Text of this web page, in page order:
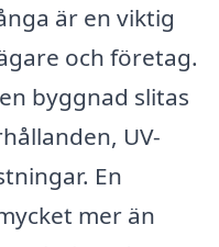
är en viktig
och företag.
byggnad slitas
UV-
En
mer än